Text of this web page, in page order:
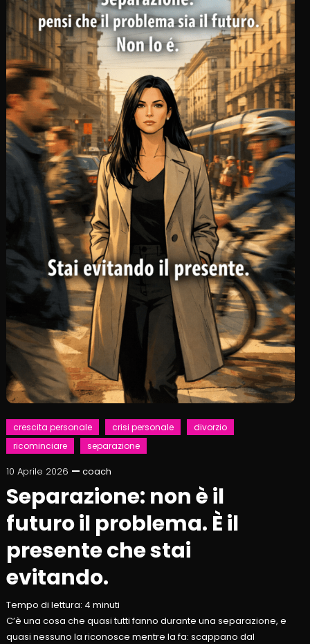
crescita personale crisi personale
divorzio
ricominciare
separazione
10 Aprile 2026 coach
Separazione: non è il
futuro il problema. È il
presente che stai
evitando.
Tempo di lettura: 4 minuti
C’è una cosa che quasi tutti fanno durante una separazione, e
quasi nessuno la riconosce mentre la fa: scappano dal